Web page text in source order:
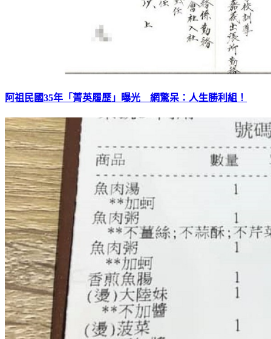
阿祖民國35年「菁英履歷」曝光 網驚呆：人生勝利組！